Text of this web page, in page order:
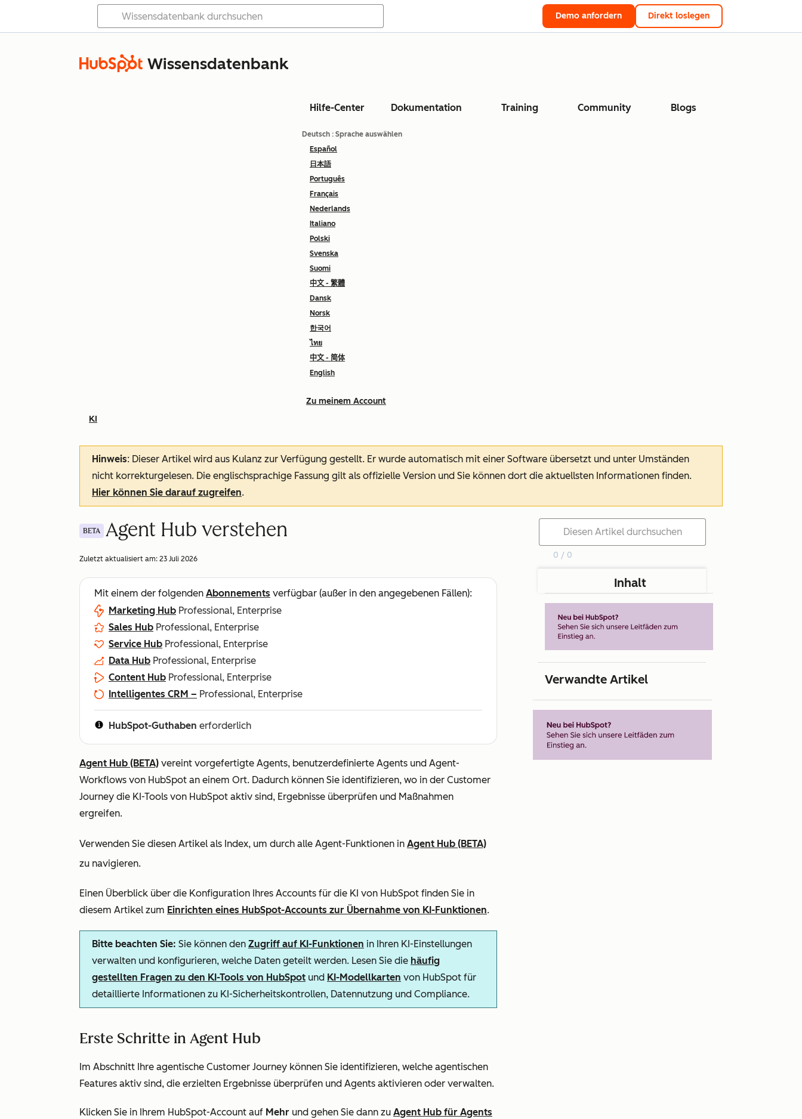
Demo anfordern Direkt loslegen
Wissensdatenbank
Hilfe-Center Dokumentation Training Community Blogs
Deutsch : Sprache auswählen
Español
日本語
Português
Français
Nederlands
Italiano
Polski
Svenska
Suomi
中文 - 繁體
Dansk
Norsk
한국어
ไทย
中文 - 简体
English
Zu meinem Account
KI
Hinweis: Dieser Artikel wird aus Kulanz zur Verfügung gestellt. Er wurde automatisch mit einer Software übersetzt und unter Umständen
nicht korrekturgelesen. Die englischsprachige Fassung gilt als offizielle Version und Sie können dort die aktuellsten Informationen finden.
Hier können Sie darauf zugreifen.
BETA Agent Hub verstehen
Zuletzt aktualisiert am: 23 Juli 2026
Mit einem der folgenden Abonnements verfügbar (außer in den angegebenen Fällen):
Marketing Hub Professional, Enterprise
Sales Hub Professional, Enterprise
Service Hub Professional, Enterprise
Data Hub Professional, Enterprise
Content Hub Professional, Enterprise
Intelligentes CRM – Professional, Enterprise
HubSpot-Guthaben erforderlich
Agent Hub (BETA) vereint vorgefertigte Agents, benutzerdefinierte Agents und Agent-
Workflows von HubSpot an einem Ort. Dadurch können Sie identifizieren, wo in der Customer
Journey die KI-Tools von HubSpot aktiv sind, Ergebnisse überprüfen und Maßnahmen
ergreifen.
Verwenden Sie diesen Artikel als Index, um durch alle Agent-Funktionen in Agent Hub (BETA)
zu navigieren.
Einen Überblick über die Konfiguration Ihres Accounts für die KI von HubSpot finden Sie in
diesem Artikel zum Einrichten eines HubSpot-Accounts zur Übernahme von KI-Funktionen.
Bitte beachten Sie: Sie können den Zugriff auf KI-Funktionen in Ihren KI-Einstellungen
verwalten und konfigurieren, welche Daten geteilt werden. Lesen Sie die häufig
gestellten Fragen zu den KI-Tools von HubSpot und KI-Modellkarten von HubSpot für
detaillierte Informationen zu KI-Sicherheitskontrollen, Datennutzung und Compliance.
Erste Schritte in Agent Hub
Im Abschnitt Ihre agentische Customer Journey können Sie identifizieren, welche agentischen
Features aktiv sind, die erzielten Ergebnisse überprüfen und Agents aktivieren oder verwalten.
Klicken Sie in Ihrem HubSpot-Account auf Mehr und gehen Sie dann zu Agent Hub für Agents
0 / 0
Inhalt
Verwandte Artikel